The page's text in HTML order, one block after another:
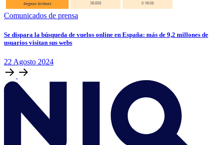
Comunicados de prensa
Se dispara la búsqueda de vuelos online en España: más de 9,2 millones de
usuarios visitan sus webs
22 Agosto 2024